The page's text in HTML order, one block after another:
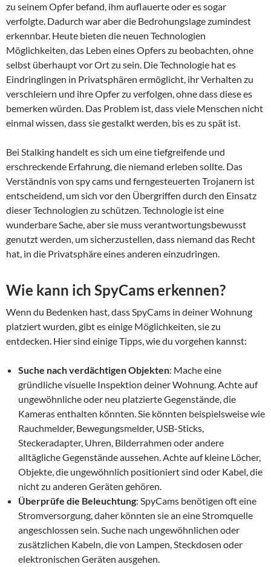
zu seinem Opfer befand, ihm auflauerte oder es sogar
verfolgte. Dadurch war aber die Bedrohungslage zumindest
erkennbar. Heute bieten die neuen Technologien
Möglichkeiten, das Leben eines Opfers zu beobachten, ohne
selbst überhaupt vor Ort zu sein. Die Technologie hat es
Eindringlingen in Privatsphären ermöglicht, ihr Verhalten zu
verschleiern und ihre Opfer zu verfolgen, ohne dass diese es
bemerken würden. Das Problem ist, dass viele Menschen nicht
einmal wissen, dass sie gestalkt werden, bis es zu spät ist.
Bei Stalking handelt es sich um eine tiefgreifende und
erschreckende Erfahrung, die niemand erleben sollte. Das
Verständnis von spy cams und ferngesteuerten Trojanern ist
entscheidend, um sich vor den Übergriffen durch den Einsatz
dieser Technologien zu schützen. Technologie ist eine
wunderbare Sache, aber sie muss verantwortungsbewusst
genutzt werden, um sicherzustellen, dass niemand das Recht
hat, in die Privatsphäre eines anderen einzudringen.
Wie kann ich SpyCams erkennen?
Wenn du Bedenken hast, dass SpyCams in deiner Wohnung
platziert wurden, gibt es einige Möglichkeiten, sie zu
entdecken. Hier sind einige Tipps, wie du vorgehen kannst:
Suche nach verdächtigen Objekten: Mache eine
gründliche visuelle Inspektion deiner Wohnung. Achte auf
ungewöhnliche oder neu platzierte Gegenstände, die
Kameras enthalten könnten. Sie könnten beispielsweise wie
Rauchmelder, Bewegungsmelder, USB-Sticks,
Steckeradapter, Uhren, Bilderrahmen oder andere
alltägliche Gegenstände aussehen. Achte auf kleine Löcher,
Objekte, die ungewöhnlich positioniert sind oder Kabel, die
nicht zu anderen Geräten gehören.
Überprüfe die Beleuchtung: SpyCams benötigen oft eine
Stromversorgung, daher könnten sie an eine Stromquelle
angeschlossen sein. Suche nach ungewöhnlichen oder
zusätzlichen Kabeln, die von Lampen, Steckdosen oder
elektronischen Geräten ausgehen.